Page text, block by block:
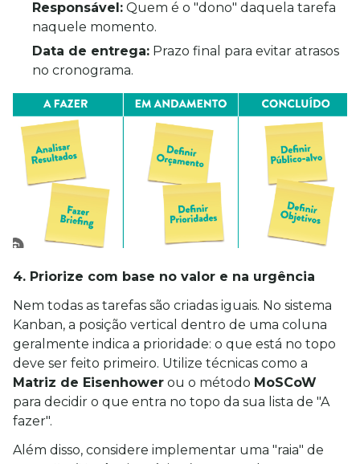
Responsável: Quem é o "dono" daquela tarefa
naquele momento.
Data de entrega: Prazo final para evitar atrasos
no cronograma.
4. Priorize com base no valor e na urgência
Nem todas as tarefas são criadas iguais. No sistema
Kanban, a posição vertical dentro de uma coluna
geralmente indica a prioridade: o que está no topo
Matriz de Eisenhower ou o método MoSCoW
para decidir o que entra no topo da sua lista de "A
fazer".